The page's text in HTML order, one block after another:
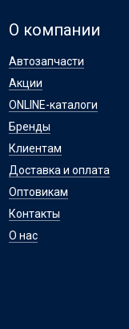
О компании
Автозапчасти
Акции
ONLINE-каталоги
Бренды
Клиентам
Доставка и оплата
Оптовикам
Контакты
О нас